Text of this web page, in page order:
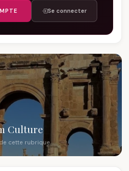
Se connecter
Culture
cette rubrique